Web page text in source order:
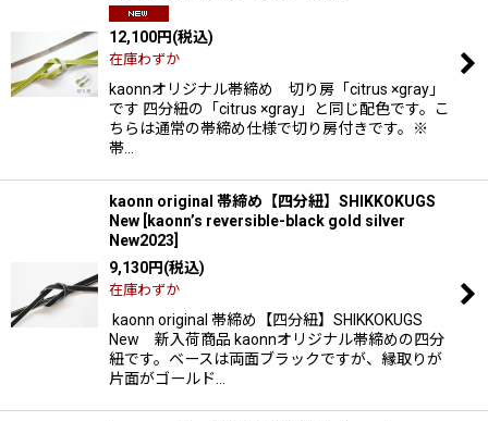
12,100円(税込)
在庫わずか
kaonnオリジナル帯締め 切り房「citrus ×gray」
です 四分紐の「citrus ×gray」と同じ配色です。こ
ちらは通常の帯締め仕様で切り房付きです。※
帯…
kaonn original 帯締め【四分紐】SHIKKOKUGS
New
kaonn’s reversible-black gold silver
New2023
9,130円(税込)
在庫わずか
kaonn original 帯締め【四分紐】SHIKKOKUGS
New 新入荷商品 kaonnオリジナル帯締めの四分
紐です。ベースは両面ブラックですが、縁取りが
片面がゴールド…